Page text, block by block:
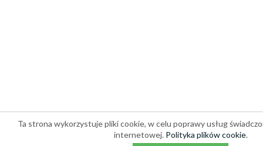
Ta strona wykorzystuje pliki cookie, w celu poprawy usług
internetowej. Polityka plików cookie.